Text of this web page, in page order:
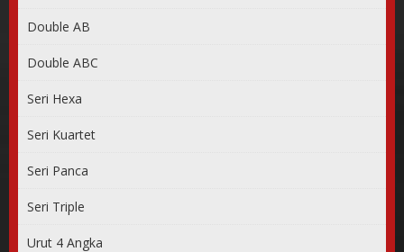
Double AB
Double ABC
Seri Hexa
Seri Kuartet
Seri Panca
Seri Triple
Urut 4 Angka